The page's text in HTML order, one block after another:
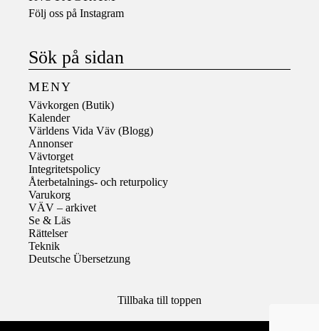
Följ oss på Instagram
Sök på sidan
MENY
Vävkorgen (Butik)
Kalender
Världens Vida Väv (Blogg)
Annonser
Vävtorget
Integritetspolicy
Återbetalnings- och returpolicy
Varukorg
VÄV – arkivet
Se & Läs
Rättelser
Teknik
Deutsche Übersetzung
Tillbaka till toppen